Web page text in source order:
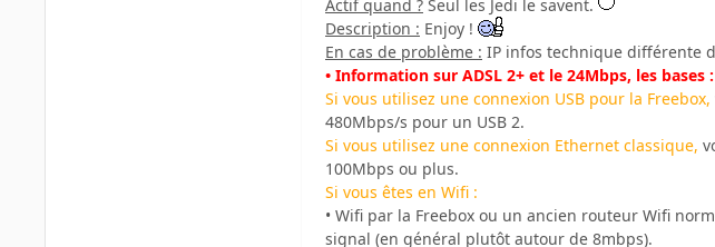
Actif quand ? Seul les Jedi le savent.
Description : Enjoy !
En cas de problème : IP infos technique différente
• Information sur ADSL 2+ et le 24Mbps, les bases :
Si vous utilisez une connexion USB pour la Freebox,
480Mbps/s pour un USB 2.
Si vous utilisez une connexion Ethernet classique,
100Mbps ou plus.
Si vous êtes en Wifi :
• Wifi par la Freebox ou un ancien routeur Wifi
signal (en général plutôt autour de 8mbps).